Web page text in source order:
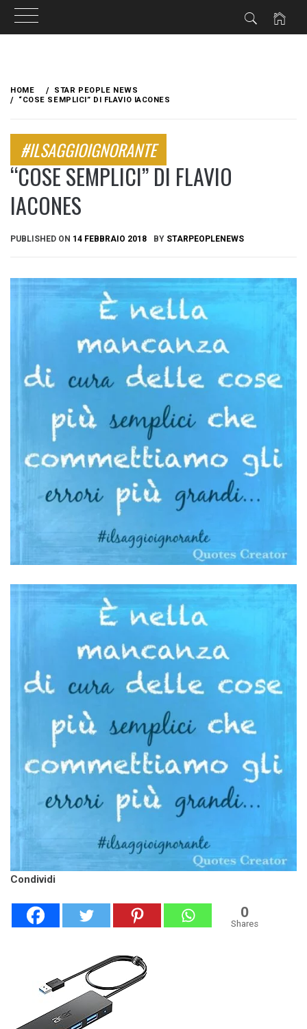
content
HOME
STAR PEOPLE NEWS
“COSE SEMPLICI” DI FLAVIO IACONES
#ILSAGGIOIGNORANTE
“COSE SEMPLICI” DI FLAVIO
IACONES
PUBLISHED ON 14 FEBBRAIO 2018 BY STARPEOPLENEWS
Condividi
0
Shares